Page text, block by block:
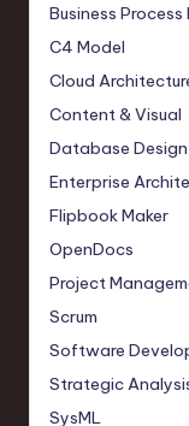
Business
C4 Model
Cloud
Content & Visual
Database Design
Enterprise
Flipbook Maker
OpenDocs
Project
Scrum
Software
Strategic
SysML